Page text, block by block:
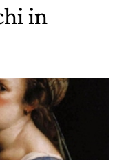
in